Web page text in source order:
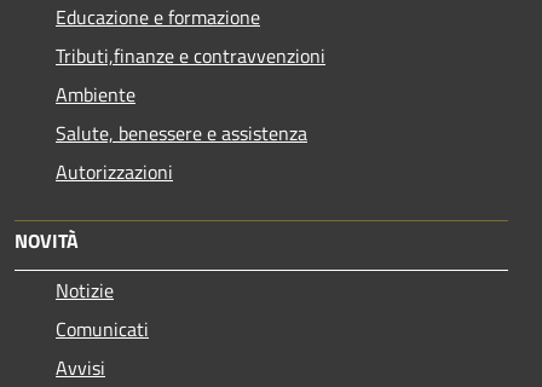
Educazione e formazione
Tributi,finanze e contravvenzioni
Ambiente
Salute, benessere e assistenza
Autorizzazioni
NOVITÀ
Notizie
Comunicati
Avvisi